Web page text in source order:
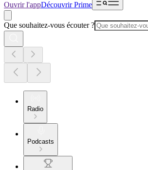
Ouvrir l'appDécouvrir Prime
Que souhaitez-vous écouter ?
Radio
Podcasts